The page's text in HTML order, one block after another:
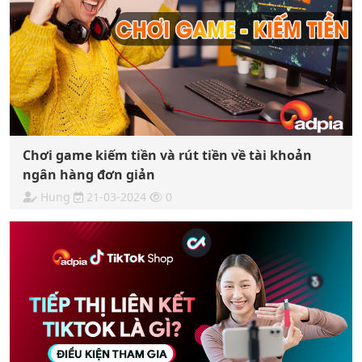
Chơi game kiếm tiền và rút tiền về tài khoản
ngân hàng đơn giản
Hung 21-03-2024 0